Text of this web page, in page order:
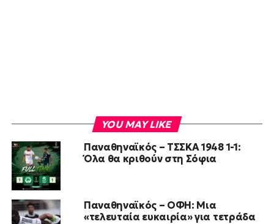
YOU MAY LIKE
Παναθηναϊκός – ΤΣΣΚΑ 1948 1-1:
Όλα θα κριθούν στη Σόφια
Παναθηναϊκός – ΟΦΗ: Μια
«τελευταία ευκαιρία» για τετράδα